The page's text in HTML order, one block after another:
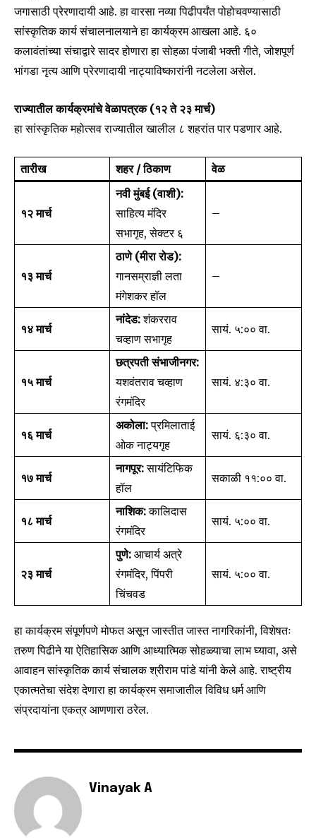
Join our community of
SUBSCRIBERS and be part of the
conversation.
To subscribe, simply enter your email address on our website
or click the subscribe button below. Don't worry, we respect
your privacy and won't spam your inbox. Your information is
safe with us.
SUBSCRIBE
I've read and accept thePrivacy Policy.
6,300
Fans
32,111
Followers
75
Followers
जगासाठी प्रेरणादायी आहे. हा वारसा नव्या पिढीपर्यंत पोहोचवण्यासाठी
सांस्कृतिक कार्य संचालनालयाने हा कार्यक्रम आखला आहे. ६०
कलावंतांच्या संचाद्वारे सादर होणारा हा सोहळा पंजाबी भक्ती गीते, जोशपूर्ण
भांगडा नृत्य आणि प्रेरणादायी नाट्याविष्कारांनी नटलेला असेल.
राज्यातील कार्यक्रमांचे वेळापत्रक (१२ ते २३ मार्च)
हा सांस्कृतिक महोत्सव राज्यातील खालील ८ शहरांत पार पडणार आहे.
तारीख शहर / ठिकाण वेळ
१२ मार्च
नवी मुंबई (वाशी):
साहित्य मंदिर
सभागृह, सेक्टर ६
–
१३ मार्च
ठाणे (मीरा रोड):
गानसम्राज्ञी लता
मंगेशकर हॉल
–
१४ मार्च
नांदेड:शंकरराव
चव्हाण सभागृह
सायं. ५:०० वा.
१५ मार्च
छत्रपती संभाजीनगर:
यशवंतराव चव्हाण
रंगमंदिर
सायं. ४:३० वा.
१६ मार्च
अकोला:प्रमिलाताई
ओक नाट्यगृह
सायं. ६:३० वा.
१७ मार्च
नागपूर:सायंटिफिक
हॉल
सकाळी ११:०० वा.
१८ मार्च
नाशिक:कालिदास
रंगमंदिर
सायं. ५:०० वा.
२३ मार्च
पुणे: आचार्य अत्रे
रंगमंदिर, पिंपरी
चिंचवड
सायं. ५:०० वा.
हा कार्यक्रम संपूर्णपणे मोफत असून जास्तीत जास्त नागरिकांनी, विशेषतः
तरुण पिढीने या ऐतिहासिक आणि आध्यात्मिक सोहळ्याचा लाभ घ्यावा, असे
आवाहन सांस्कृतिक कार्य संचालक श्रीराम पांडे यांनी केले आहे. राष्ट्रीय
एकात्मतेचा संदेश देणारा हा कार्यक्रम समाजातील विविध धर्म आणि
संप्रदायांना एकत्र आणणारा ठरेल.
Vinayak A